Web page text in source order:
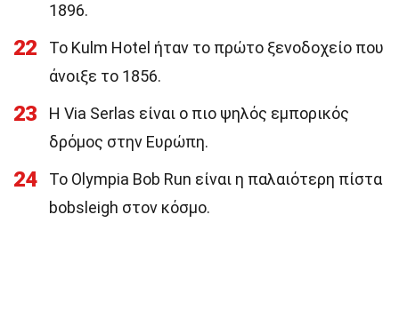
1896.
22
Το Kulm Hotel ήταν το πρώτο ξενοδοχείο που
άνοιξε το 1856.
23
Η Via Serlas είναι ο πιο ψηλός εμπορικός
δρόμος στην Ευρώπη.
24
Το Olympia Bob Run είναι η παλαιότερη πίστα
bobsleigh στον κόσμο.